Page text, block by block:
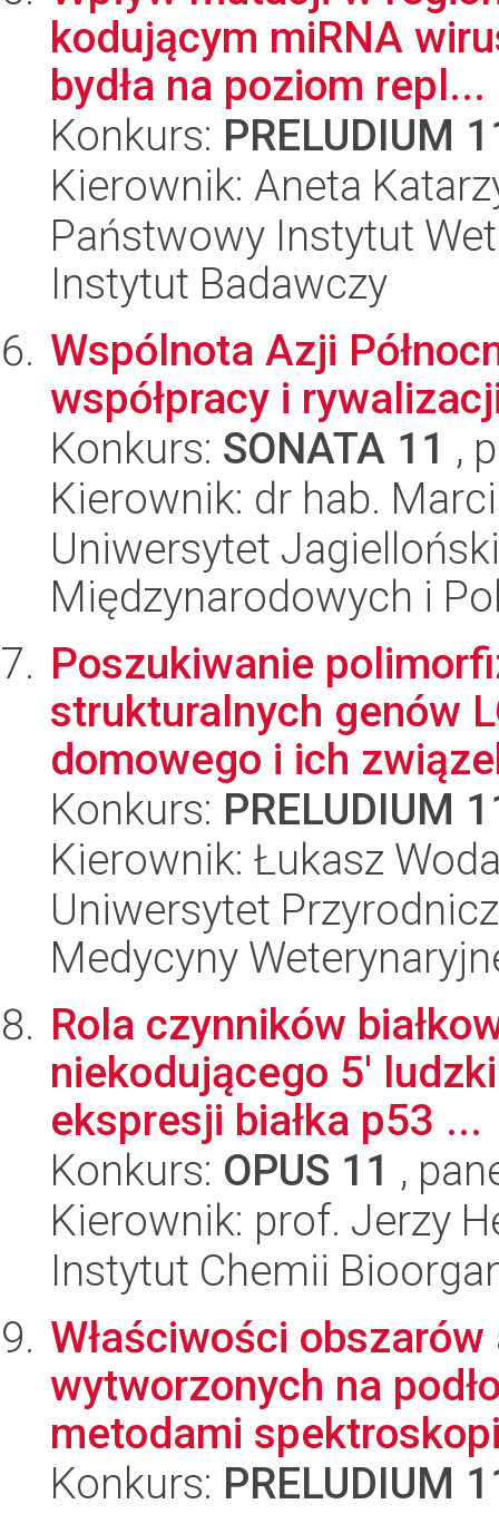
kodującym miRNA
bydła na poziom repl...
Konkurs: PRELUDIUM
Kierownik: Aneta
Państwowy Instytut
Instytut Badawczy
Wspólnota Azji
współpracy i
Konkurs: SONATA 11 ,
Kierownik: dr hab.
Uniwersytet
Międzynarodowych i
Poszukiwanie
strukturalnych genów
domowego i ich
Konkurs: PRELUDIUM
Kierownik: Łukasz
Uniwersytet
Medycyny
Rola czynników
niekodującego 5'
ekspresji białka p53 ...
Konkurs: OPUS 11 ,
Kierownik: prof. Jerzy
Instytut Chemii
Właściwości
wytworzonych na
metodami
Konkurs: PRELUDIUM